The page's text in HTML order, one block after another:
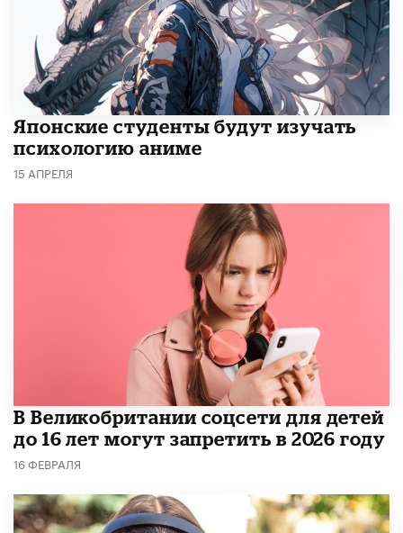
Японские студенты будут изучать
психологию аниме
15 АПРЕЛЯ
В Великобритании соцсети для детей
до 16 лет могут запретить в 2026 году
16 ФЕВРАЛЯ